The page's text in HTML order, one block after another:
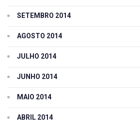
SETEMBRO 2014
AGOSTO 2014
JULHO 2014
JUNHO 2014
MAIO 2014
ABRIL 2014